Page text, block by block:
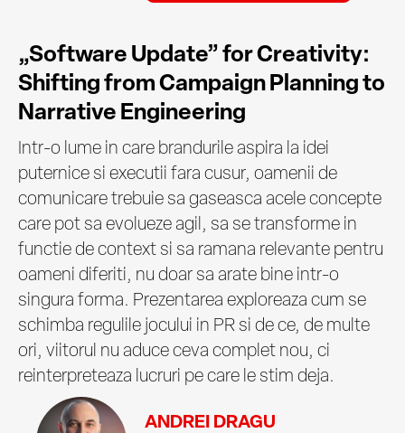
„Software Update” for Creativity:
Shifting from Campaign Planning to
Narrative Engineering
Intr-o lume in care brandurile aspira la idei
puternice si executii fara cusur, oamenii de
comunicare trebuie sa gaseasca acele concepte
care pot sa evolueze agil, sa se transforme in
functie de context si sa ramana relevante pentru
oameni diferiti, nu doar sa arate bine intr-o
singura forma. Prezentarea exploreaza cum se
schimba regulile jocului in PR si de ce, de multe
ori, viitorul nu aduce ceva complet nou, ci
reinterpreteaza lucruri pe care le stim deja.
ANDREI DRAGU